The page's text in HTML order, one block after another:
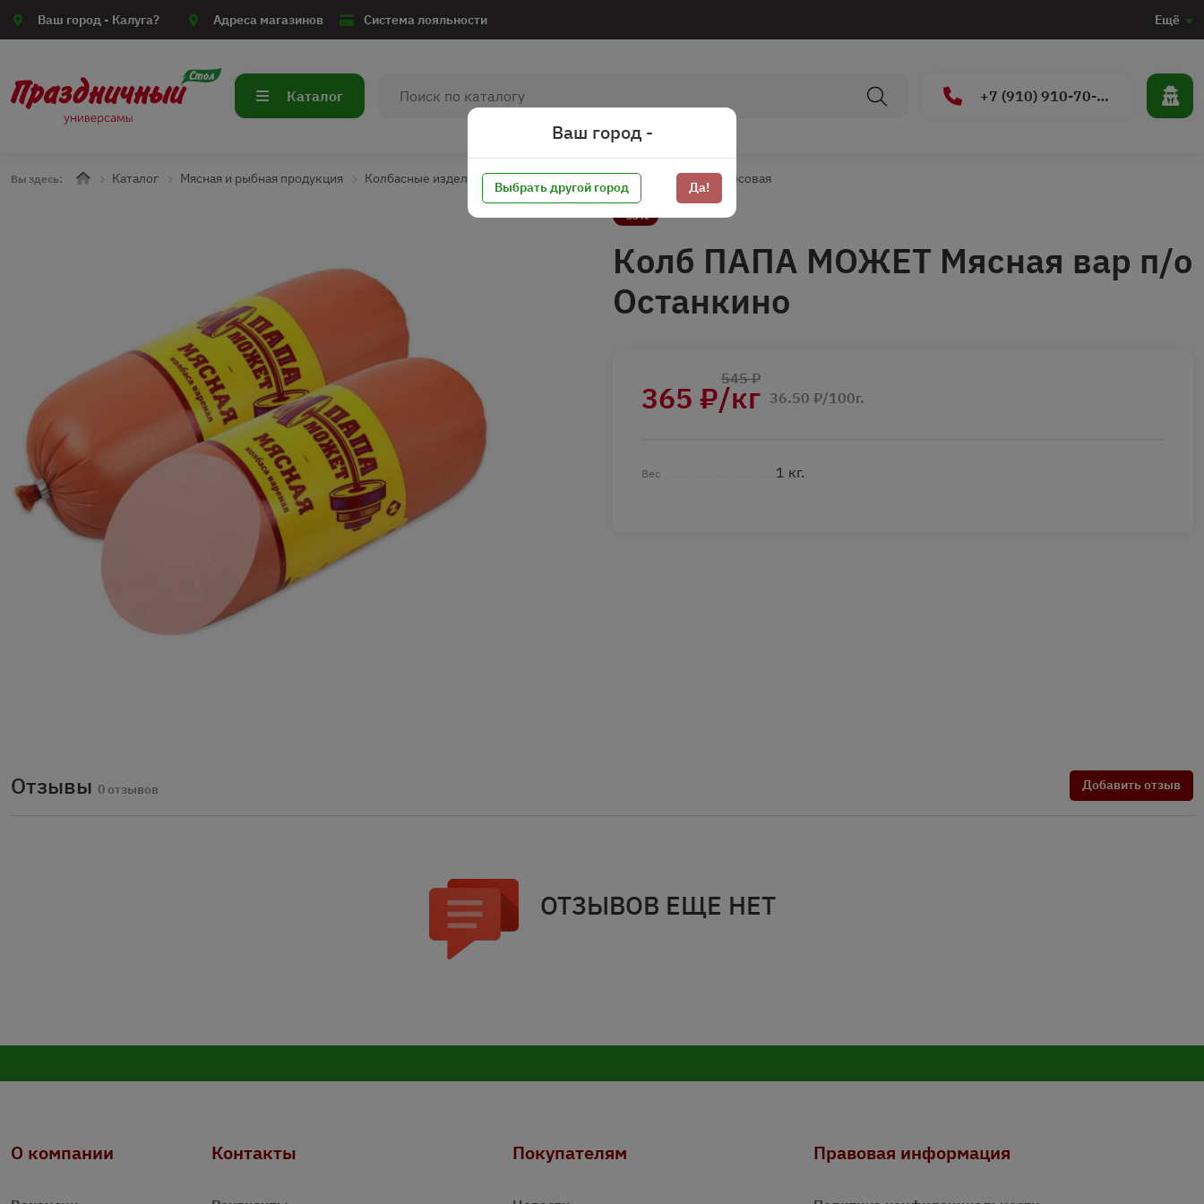
Ваш город - Калуга? Адреса магазинов Система лояльности Ещё
Каталог +7 (910) 910-70-15
Вы здесь: Каталог Мясная и рыбная продукция Колбасные изделия Колбаса вареная Колбаса вареная весовая
-33%
Колб ПАПА МОЖЕТ Мясная вар п/о
Останкино
365 ₽/кг
545 ₽
36.50 ₽/100г.
Вес 1 кг.
Отзывы 0 отзывов Добавить отзыв
ОТЗЫВОВ ЕЩЕ НЕТ
О компании Контакты Покупателям Правовая информация
Ваш город -
Выбрать другой город Да!